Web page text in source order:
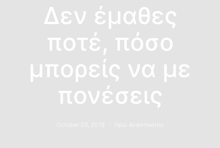
Δεν έμαθες
ποτέ, πόσο
μπορείς να με
πονέσεις